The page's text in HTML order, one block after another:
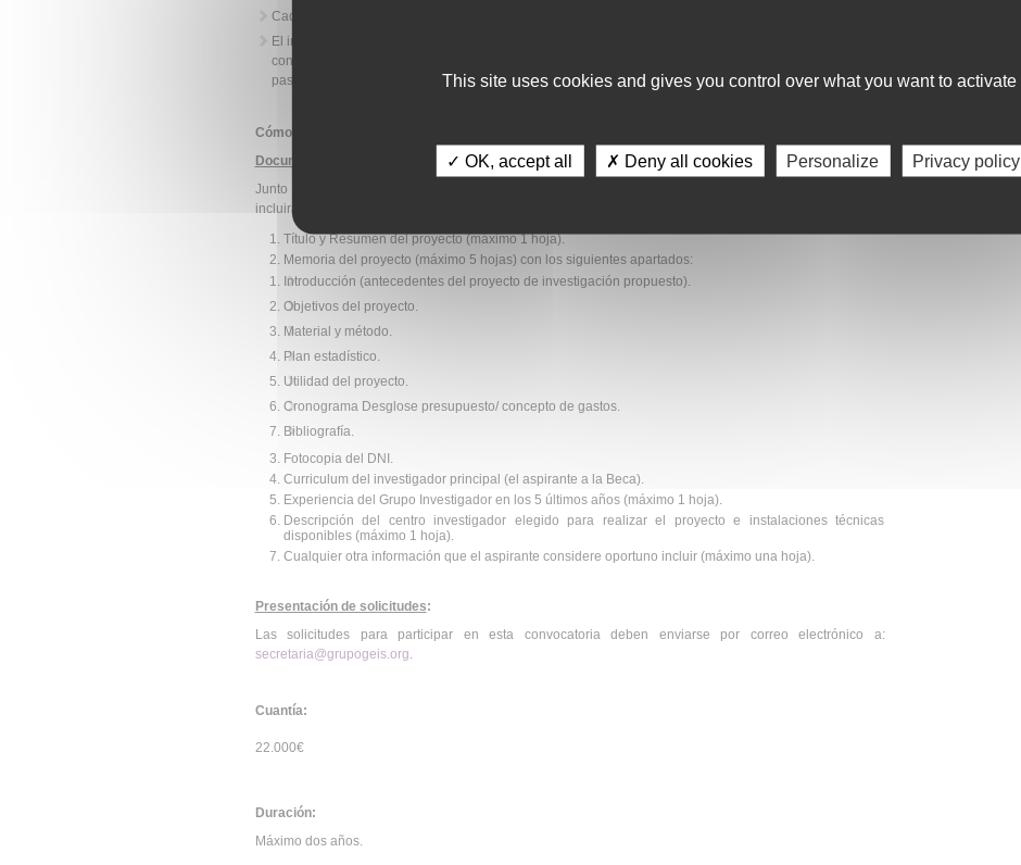
Cada investigador principal sólo podrá concursar con un proyecto.
El investigador no podrá presentar su candidatura si forma parte del mismo equipo investigador becado
con anterioridad con estas becas, independientemente de su papel dentro de dicho equipo, hasta
pasados dos años desde que se le concedió la beca en anterior convocatoria.
Cómo se solicita:
Documentación necesaria
Junto con la carta de solicitud, los aspirantes deberán presentar la siguiente documentación que se
incluirá en el
Título y Resumen del proyecto (máximo 1 hoja).
Memoria del proyecto (máximo 5 hojas) con los siguientes apartados:
Introducción (antecedentes del proyecto de investigación propuesto).
Objetivos del proyecto.
Material y método.
Plan estadístico.
Utilidad del proyecto.
Cronograma Desglose presupuesto/ concepto de gastos.
Bibliografía.
Fotocopia del DNI.
Curriculum del investigador principal (el aspirante a la Beca).
Experiencia del Grupo Investigador en los 5 últimos años (máximo 1 hoja).
Descripción del centro investigador elegido para realizar el proyecto e instalaciones técnicas
disponibles (máximo 1 hoja).
Cualquier otra información que el aspirante considere oportuno incluir (máximo una hoja).
Presentación de solicitudes:
Las solicitudes para participar en esta convocatoria deben enviarse por correo electrónico a:
secretaria@grupogeis.org.
Cuantía:
22.000€
Duración:
Máximo dos años.
This site uses cookies and gives you control over what you want to activate
✓ OK, accept all ✗ Deny all cookies Personalize Privacy policy